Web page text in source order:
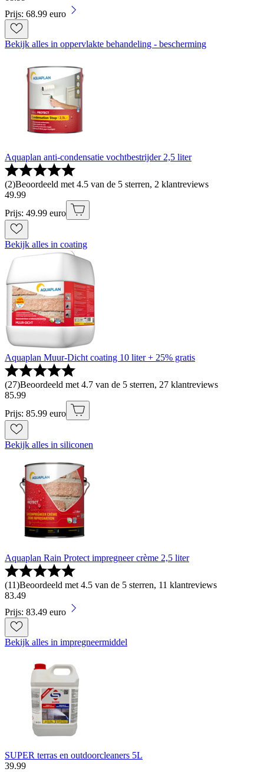
Prijs: 68.99 euro
Bekijk alles in oppervlakte behandeling - bescherming
Aquaplan anti-condensatie vochtbestrijder 2,5 liter
(2)Beoordeeld met 4.5 van de 5 sterren, 2 klantreviews
49.99
Prijs: 49.99 euro
Bekijk alles in coating
Aquaplan Muur-Dicht coating 10 liter + 25% gratis
(27)Beoordeeld met 4.7 van de 5 sterren, 27 klantreviews
85.99
Prijs: 85.99 euro
Bekijk alles in siliconen
Aquaplan Rain Protect impregneer crème 2,5 liter
(11)Beoordeeld met 4.5 van de 5 sterren, 11 klantreviews
83.49
Prijs: 83.49 euro
Bekijk alles in impregneermiddel
SUPER terras en outdoorcleaners 5L
39.99